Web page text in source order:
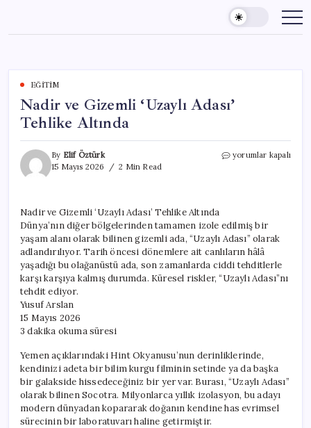
content
EĞITIM
Nadir ve Gizemli ‘Uzaylı Adası’
Tehlike Altında
By Elif Öztürk
15 Mayıs 2026
2 Min Read
Nadir
Altında
için
yorumlar kapalı
Nadir ve Gizemli ‘Uzaylı Adası’ Tehlike Altında
Dünya’nın diğer bölgelerinden tamamen izole edilmiş bir
yaşam alanı olarak bilinen gizemli ada, “Uzaylı Adası” olarak
adlandırılıyor. Tarih öncesi dönemlere ait canlıların hâlâ
yaşadığı bu olağanüstü ada, son zamanlarda ciddi tehditlerle
karşı karşıya kalmış durumda. Küresel riskler, “Uzaylı Adası”nı
tehdit ediyor.
Yusuf Arslan
15 Mayıs 2026
3 dakika okuma süresi
Yemen açıklarındaki Hint Okyanusu’nun derinliklerinde,
kendinizi adeta bir bilim kurgu filminin setinde ya da başka
bir galakside hissedeceğiniz bir yer var. Burası, “Uzaylı Adası”
olarak bilinen Socotra. Milyonlarca yıllık izolasyon, bu adayı
modern dünyadan kopararak doğanın kendine has evrimsel
sürecinin bir laboratuvarı haline getirmiştir.